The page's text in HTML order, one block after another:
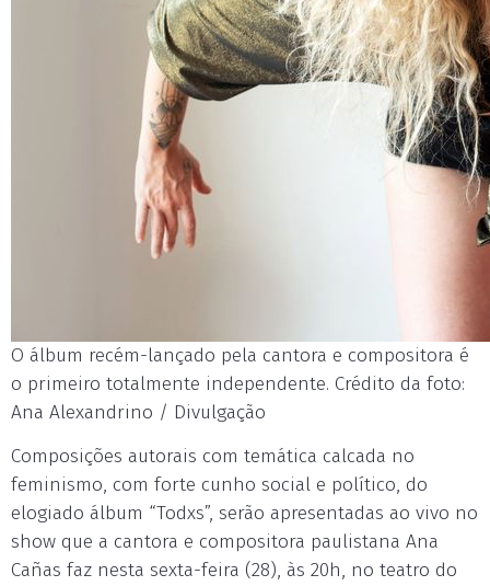
O álbum recém-lançado pela cantora e compositora é
o primeiro totalmente independente. Crédito da foto:
Ana Alexandrino / Divulgação
Composições autorais com temática calcada no
feminismo, com forte cunho social e político, do
elogiado álbum “Todxs”, serão apresentadas ao vivo no
show que a cantora e compositora paulistana Ana
Cañas faz nesta sexta-feira (28), às 20h, no teatro do